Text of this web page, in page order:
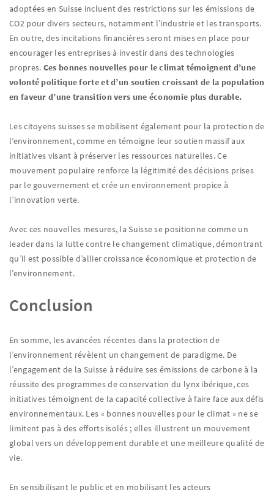
adoptées en Suisse incluent des restrictions sur les émissions de
CO2 pour divers secteurs, notamment l’industrie et les transports.
En outre, des incitations financières seront mises en place pour
encourager les entreprises à investir dans des technologies
propres. Ces bonnes nouvelles pour le climat témoignent d’une
volonté politique forte et d’un soutien croissant de la population
en faveur d’une transition vers une économie plus durable.
Les citoyens suisses se mobilisent également pour la protection de
l’environnement, comme en témoigne leur soutien massif aux
initiatives visant à préserver les ressources naturelles. Ce
mouvement populaire renforce la légitimité des décisions prises
par le gouvernement et crée un environnement propice à
l’innovation verte.
Avec ces nouvelles mesures, la Suisse se positionne comme un
leader dans la lutte contre le changement climatique, démontrant
qu’il est possible d’allier croissance économique et protection de
l’environnement.
Conclusion
En somme, les avancées récentes dans la protection de
l’environnement révèlent un changement de paradigme. De
l’engagement de la Suisse à réduire ses émissions de carbone à la
réussite des programmes de conservation du lynx ibérique, ces
initiatives témoignent de la capacité collective à faire face aux défis
environnementaux. Les « bonnes nouvelles pour le climat » ne se
limitent pas à des efforts isolés ; elles illustrent un mouvement
global vers un développement durable et une meilleure qualité de
vie.
En sensibilisant le public et en mobilisant les acteurs